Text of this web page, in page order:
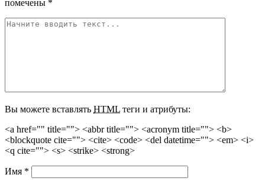
помечены *
Вы можете вставлять HTML теги и атрибуты:
<a href="" title=""> <abbr title=""> <acronym title=""> <b>
<blockquote cite=""> <cite> <code> <del datetime=""> <em> <i>
<q cite=""> <s> <strike> <strong>
Имя *